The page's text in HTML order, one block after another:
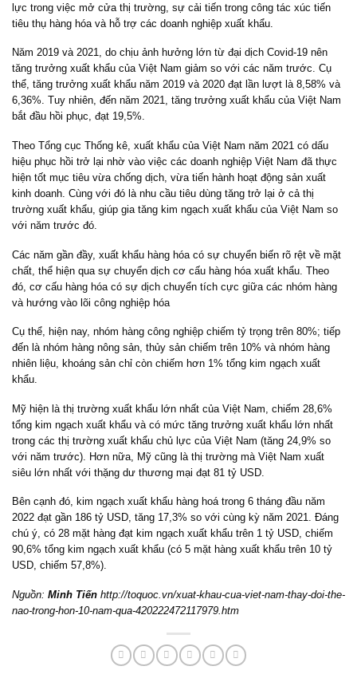
lực trong việc mở cửa thị trường, sự cải tiến trong công tác xúc tiến
tiêu thụ hàng hóa và hỗ trợ các doanh nghiệp xuất khẩu.
Năm 2019 và 2021, do chịu ảnh hưởng lớn từ đại dịch Covid-19 nên
tăng trưởng xuất khẩu của Việt Nam giảm so với các năm trước. Cụ
thể, tăng trưởng xuất khẩu năm 2019 và 2020 đạt lần lượt là 8,58% và
6,36%. Tuy nhiên, đến năm 2021, tăng trưởng xuất khẩu của Việt Nam
bắt đầu hồi phục, đạt 19,5%.
Theo Tổng cục Thống kê, xuất khẩu của Việt Nam năm 2021 có dấu
hiệu phục hồi trở lại nhờ vào việc các doanh nghiệp Việt Nam đã thực
hiện tốt mục tiêu vừa chống dịch, vừa tiến hành hoạt động sản xuất
kinh doanh. Cùng với đó là nhu cầu tiêu dùng tăng trở lại ở cả thị
trường xuất khẩu, giúp gia tăng kim ngạch xuất khẩu của Việt Nam so
với năm trước đó.
Các năm gần đầy, xuất khẩu hàng hóa có sự chuyển biến rõ rệt về mặt
chất, thể hiện qua sự chuyển dịch cơ cấu hàng hóa xuất khẩu. Theo
đó, cơ cấu hàng hóa có sự dịch chuyển tích cực giữa các nhóm hàng
và hướng vào lõi công nghiệp hóa
Cụ thể, hiện nay, nhóm hàng công nghiệp chiếm tỷ trọng trên 80%; tiếp
đến là nhóm hàng nông sản, thủy sản chiếm trên 10% và nhóm hàng
nhiên liệu, khoáng sản chỉ còn chiếm hơn 1% tổng kim ngạch xuất
khẩu.
Mỹ hiện là thị trường xuất khẩu lớn nhất của Việt Nam, chiếm 28,6%
tổng kim ngạch xuất khẩu và có mức tăng trưởng xuất khẩu lớn nhất
trong các thị trường xuất khẩu chủ lực của Việt Nam (tăng 24,9% so
với năm trước). Hơn nữa, Mỹ cũng là thị trường mà Việt Nam xuất
siêu lớn nhất với thặng dư thương mại đạt 81 tỷ USD.
Bên cạnh đó, kim ngạch xuất khẩu hàng hoá trong 6 tháng đầu năm
2022 đạt gần 186 tỷ USD, tăng 17,3% so với cùng kỳ năm 2021. Đáng
chú ý, có 28 mặt hàng đạt kim ngạch xuất khẩu trên 1 tỷ USD, chiếm
90,6% tổng kim ngạch xuất khẩu (có 5 mặt hàng xuất khẩu trên 10 tỷ
USD, chiếm 57,8%).
Nguồn: Minh Tiến http://toquoc.vn/xuat-khau-cua-viet-nam-thay-doi-the-
nao-trong-hon-10-nam-qua-420222472117979.htm